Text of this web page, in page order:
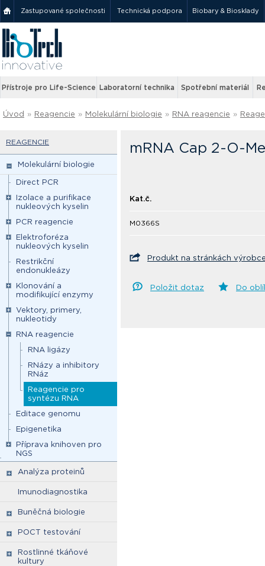
Zastupované společnosti Technická podpora Biobary & Biosklady
Přístroje pro Life-Science Laboratorní technika Spotřební materiál
Úvod » Reagencie » Molekulární biologie » RNA reagencie »
REAGENCIE
Molekulární biologie
Direct PCR
Izolace a purifikace
nukleových kyselin
PCR reagencie
Elektroforéza
nukleových kyselin
Restrikční
endonukleázy
Klonování a
modifikující enzymy
Vektory, primery,
nukleotidy
RNA reagencie
RNA ligázy
RNázy a inhibitory
RNáz
Reagencie pro
syntézu RNA
Editace genomu
Epigenetika
Příprava knihoven pro
NGS
Analýza proteinů
Imunodiagnostika
Buněčná biologie
POCT testování
Rostlinné tkáňové
kultury
mRNA Cap 2-O-
Kat.č.
M0366S
Produkt na stránkách
Položit dotaz Do